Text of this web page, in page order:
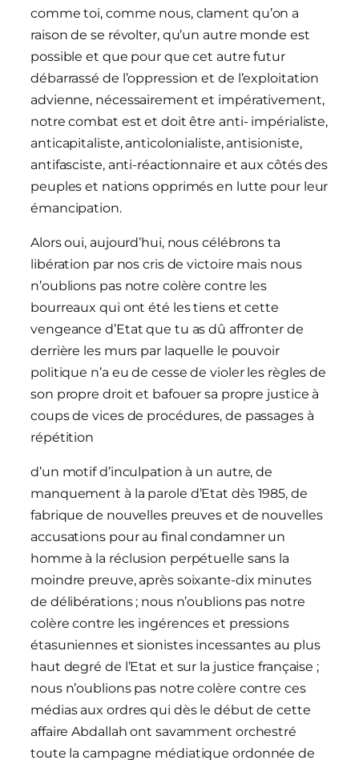
comme toi, comme nous, clament qu’on a
raison de se révolter, qu’un autre monde est
possible et que pour que cet autre futur
débarrassé de l’oppression et de l’exploitation
advienne, nécessairement et impérativement,
notre combat est et doit être anti- impérialiste,
anticapitaliste, anticolonialiste, antisioniste,
antifasciste, anti-réactionnaire et aux côtés des
peuples et nations opprimés en lutte pour leur
émancipation.
Alors oui, aujourd’hui, nous célébrons ta
libération par nos cris de victoire mais nous
n’oublions pas notre colère contre les
bourreaux qui ont été les tiens et cette
vengeance d’Etat que tu as dû affronter de
derrière les murs par laquelle le pouvoir
politique n’a eu de cesse de violer les règles de
son propre droit et bafouer sa propre justice à
coups de vices de procédures, de passages à
répétition
d’un motif d’inculpation à un autre, de
manquement à la parole d’Etat dès 1985, de
fabrique de nouvelles preuves et de nouvelles
accusations pour au final condamner un
homme à la réclusion perpétuelle sans la
moindre preuve, après soixante-dix minutes
de délibérations ; nous n’oublions pas notre
colère contre les ingérences et pressions
étasuniennes et sionistes incessantes au plus
haut degré de l’Etat et sur la justice française ;
nous n’oublions pas notre colère contre ces
médias aux ordres qui dès le début de cette
affaire Abdallah ont savamment orchestré
toute la campagne médiatique ordonnée de